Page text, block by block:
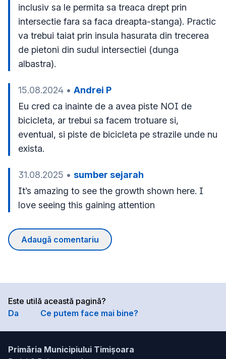
inclusiv sa le permita sa treaca drept prin
intersectie fara sa faca dreapta-stanga). Practic
va trebui taiat prin insula hasurata din trecerea
de pietoni din sudul intersectiei (dunga
albastra).
15.08.2024 • Andrei P
Eu cred ca inainte de a avea piste NOI de
bicicleta, ar trebui sa facem trotuare si,
eventual, si piste de bicicleta pe strazile unde nu
31.08.2025 • sumber sejarah
It’s amazing to see the growth shown here. I
love seeing this gaining attention
Adaugă comentariu
Este utilă această pagină?
Da
Ce putem face mai bine?
Primăria Municipiului Timișoara